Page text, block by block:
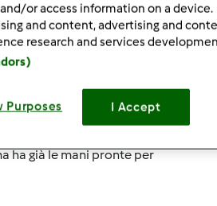
Iscritto : 13.12.2008
ha già le mani pronte per
or access information on a device.
and content, advertising and
research and services
Purposes I Accept